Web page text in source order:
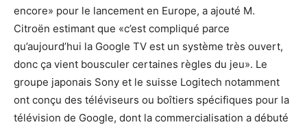
encore» pour le lancement en Europe, a ajouté M.
Citroën estimant que «c’est compliqué parce
qu’aujourd’hui la Google TV est un système très ouvert,
donc ça vient bousculer certaines règles du jeu». Le
groupe japonais Sony et le suisse Logitech notamment
ont conçu des téléviseurs ou boîtiers spécifiques pour la
télévision de Google, dont la commercialisation a débuté